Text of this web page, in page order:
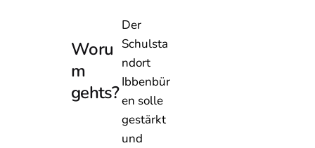
Woru
m
gehts?
Der
Schulsta
ndort
Ibbenbür
en solle
gestärkt
und